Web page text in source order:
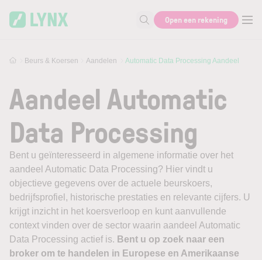
Zoek naar informatie
Open een rekening
Beurs & Koersen Aandelen Automatic Data Processing Aandeel
Aandeel Automatic
Data Processing
Bent u geïnteresseerd in algemene informatie over het
aandeel Automatic Data Processing? Hier vindt u
objectieve gegevens over de actuele beurskoers,
bedrijfsprofiel, historische prestaties en relevante cijfers. U
krijgt inzicht in het koersverloop en kunt aanvullende
context vinden over de sector waarin aandeel Automatic
Data Processing actief is. Bent u op zoek naar een
broker om te handelen in Europese en Amerikaanse